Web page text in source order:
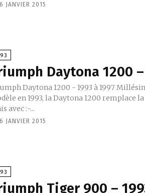
JANVIER 2015
Daytona 1200
Daytona 1200 - 1993 à 1997 Millésime 1993 :Nouveau
en 1993, la Daytona 1200 remplace la
avec :-...
JANVIER 2015
Tiger 900 –